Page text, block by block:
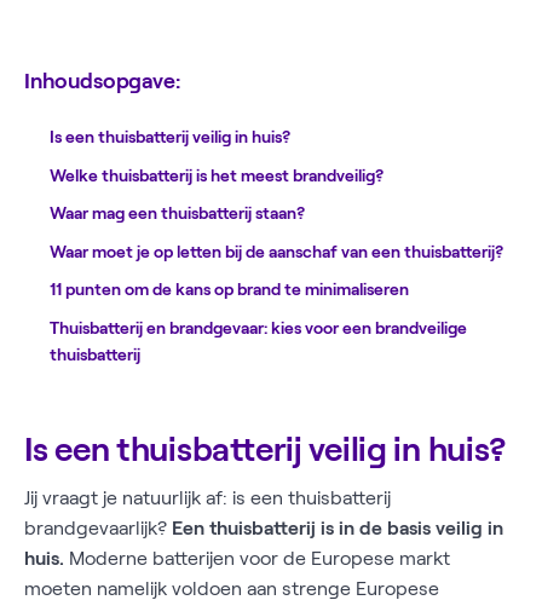
Inhoudsopgave:
Is een thuisbatterij veilig in huis?
Welke thuisbatterij is het meest brandveilig?
Waar mag een thuisbatterij staan?
Waar moet je op letten bij de aanschaf van een thuisbatterij?
11 punten om de kans op brand te minimaliseren
Thuisbatterij en brandgevaar: kies voor een brandveilige
thuisbatterij
Is een thuisbatterij veilig in huis?
Jij vraagt je natuurlijk af: is een thuisbatterij
brandgevaarlijk? Een thuisbatterij is in de basis veilig in
huis. Moderne batterijen voor de Europese markt
moeten namelijk voldoen aan strenge Europese